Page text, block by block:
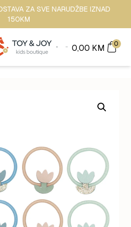
ZA SVE NARUDŽBE IZNAD
150KM
0,00 KM 0